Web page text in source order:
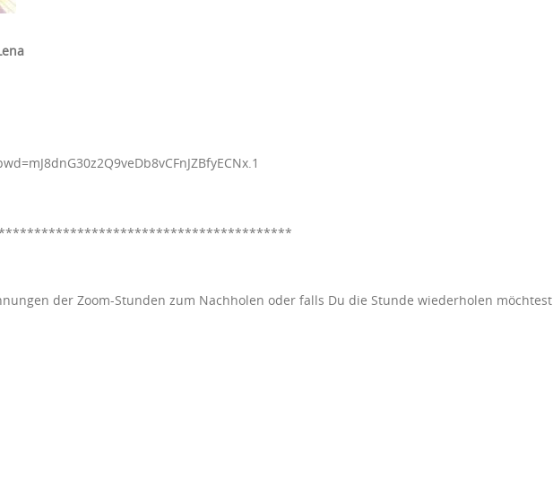
**************************************
der Zoom-Stunden zum Nachholen oder falls Du die Stunde wiederholen möchtest